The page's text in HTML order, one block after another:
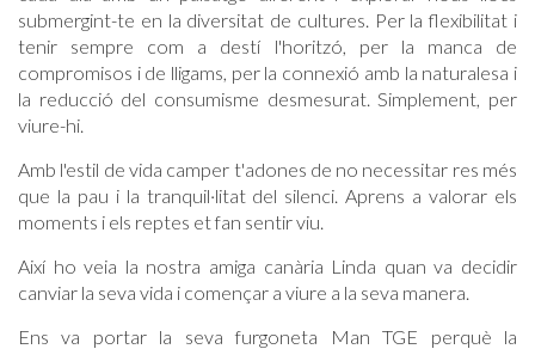
submergint-te en la diversitat de cultures. Per la flexibilitat i
tenir sempre com a destí l'horitzó, per la manca de
compromisos i de lligams, per la connexió amb la naturalesa i
la reducció del consumisme desmesurat. Simplement, per
viure-hi.
Amb l'estil de vida camper t'adones de no necessitar res més
que la pau i la tranquil·litat del silenci. Aprens a valorar els
moments i els reptes et fan sentir viu.
Així ho veia la nostra amiga canària Linda quan va decidir
canviar la seva vida i començar a viure a la seva manera.
Ens va portar la seva furgoneta Man TGE perquè la